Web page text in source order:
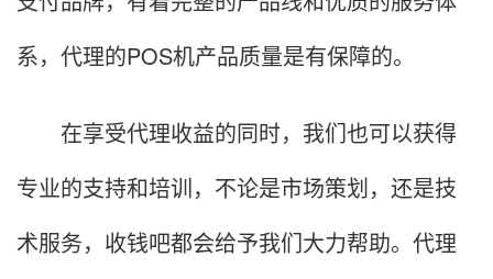
系，代理的POS机产品质量是有保障的。
在享受代理收益的同时，我们也可以获得
专业的支持和培训，不论是市场策划，还是技
术服务，收钱吧都会给予我们大力帮助。代理